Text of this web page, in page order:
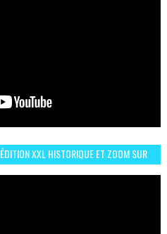
XXL HISTORIQUE ET ZOOM SUR